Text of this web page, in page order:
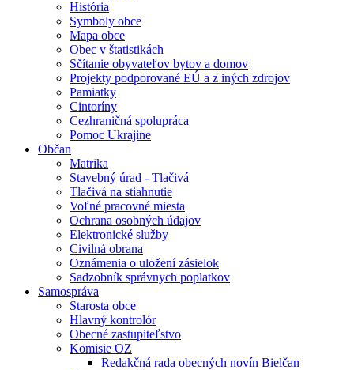
História
Symboly obce
Mapa obce
Obec v štatistikách
Sčítanie obyvateľov bytov a domov
Projekty podporované EÚ a z iných zdrojov
Pamiatky
Cintoríny
Cezhraničná spolupráca
Pomoc Ukrajine
Občan
Matrika
Stavebný úrad - Tlačivá
Tlačivá na stiahnutie
Voľné pracovné miesta
Ochrana osobných údajov
Elektronické služby
Civilná obrana
Oznámenia o uložení zásielok
Sadzobník správnych poplatkov
Samospráva
Starosta obce
Hlavný kontrolór
Obecné zastupiteľstvo
Komisie OZ
Redakčná rada obecných novín Bielčan